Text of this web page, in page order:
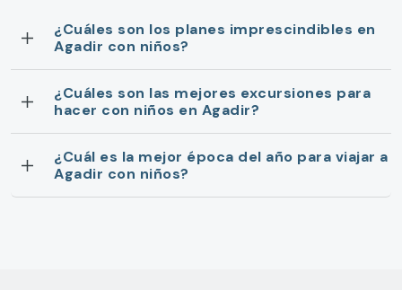
¿Cuáles son los planes imprescindibles en
Agadir con niños?
¿Cuáles son las mejores excursiones para
hacer con niños en Agadir?
¿Cuál es la mejor época del año para viajar a
Agadir con niños?